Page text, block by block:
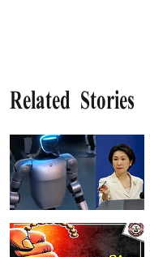
Related Stories